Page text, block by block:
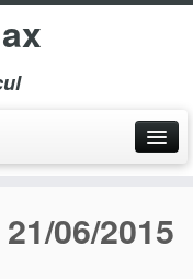
21/06/2015